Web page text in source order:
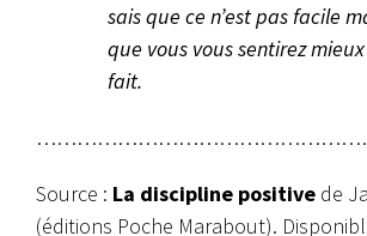
sais que ce n’est pas facile
que vous vous sentirez
fait.
Source : La discipline positive de
(éditions Poche Marabout).